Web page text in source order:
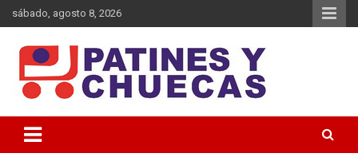
Saltar
al
sábado, agosto 8, 2026
Patines y Chuecas